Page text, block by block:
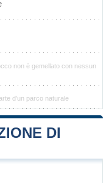
non è gemellato con nessun
d'un parco naturale
DI